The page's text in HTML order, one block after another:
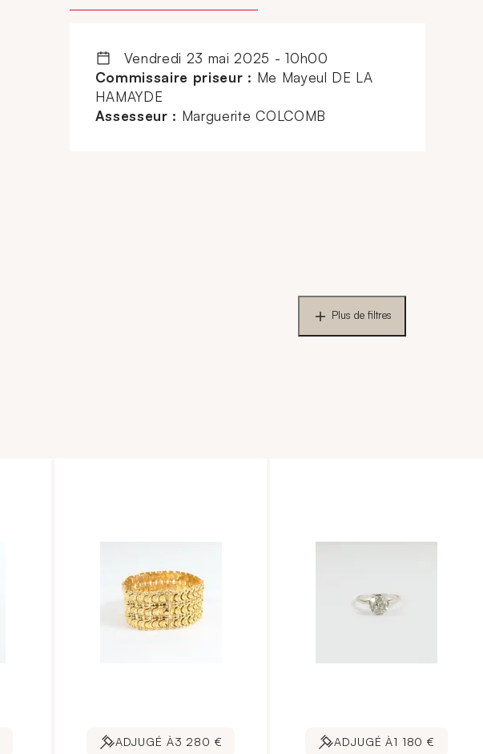
vendredi 23 mai 2025 - 10h00
Commissaire priseur : Me Mayeul DE LA
HAMAYDE
Assesseur : Marguerite COLCOMB
Plus de filtres
ADJUGÉ À3 280 € ADJUGÉ À1 180 €